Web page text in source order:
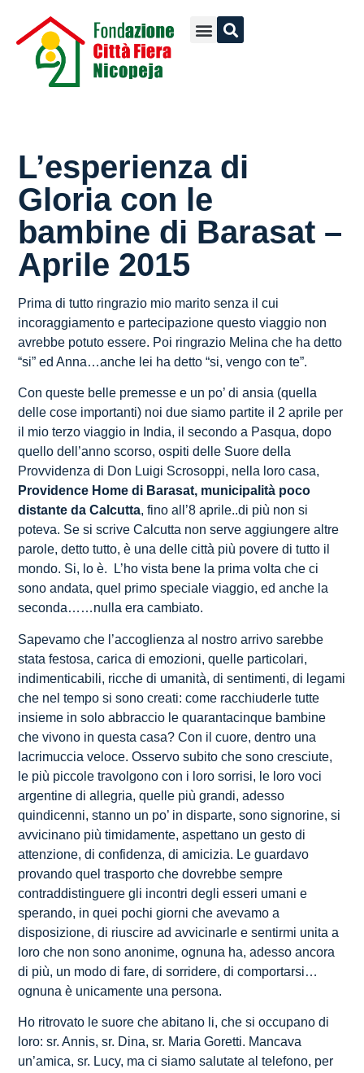
L’esperienza di
Gloria con le
bambine di Barasat –
Aprile 2015
Prima di tutto ringrazio mio marito senza il cui
incoraggiamento e partecipazione questo viaggio non
avrebbe potuto essere. Poi ringrazio Melina che ha detto
“si” ed Anna…anche lei ha detto “si, vengo con te”.
Con queste belle premesse e un po’ di ansia (quella
delle cose importanti) noi due siamo partite il 2 aprile per
il mio terzo viaggio in India, il secondo a Pasqua, dopo
quello dell’anno scorso, ospiti delle Suore della
Provvidenza di Don Luigi Scrosoppi, nella loro casa,
Providence Home di Barasat, municipalità poco
distante da Calcutta, fino all’8 aprile..di più non si
poteva. Se si scrive Calcutta non serve aggiungere altre
parole, detto tutto, è una delle città più povere di tutto il
mondo. Si, lo è. L’ho vista bene la prima volta che ci
sono andata, quel primo speciale viaggio, ed anche la
seconda……nulla era cambiato.
Sapevamo che l’accoglienza al nostro arrivo sarebbe
stata festosa, carica di emozioni, quelle particolari,
indimenticabili, ricche di umanità, di sentimenti, di legami
che nel tempo si sono creati: come racchiuderle tutte
insieme in solo abbraccio le quarantacinque bambine
che vivono in questa casa? Con il cuore, dentro una
lacrimuccia veloce. Osservo subito che sono cresciute,
le più piccole travolgono con i loro sorrisi, le loro voci
argentine di allegria, quelle più grandi, adesso
quindicenni, stanno un po’ in disparte, sono signorine, si
avvicinano più timidamente, aspettano un gesto di
attenzione, di confidenza, di amicizia. Le guardavo
provando quel trasporto che dovrebbe sempre
contraddistinguere gli incontri degli esseri umani e
sperando, in quei pochi giorni che avevamo a
disposizione, di riuscire ad avvicinarle e sentirmi unita a
loro che non sono anonime, ognuna ha, adesso ancora
di più, un modo di fare, di sorridere, di comportarsi…
ognuna è unicamente una persona.
Ho ritrovato le suore che abitano li, che si occupano di
loro: sr. Annis, sr. Dina, sr. Maria Goretti. Mancava
un’amica, sr. Lucy, ma ci siamo salutate al telefono, per